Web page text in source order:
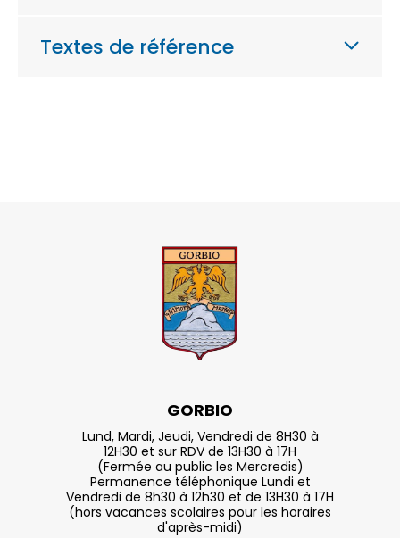
Textes de référence
GORBIO
Lund, Mardi, Jeudi, Vendredi de 8H30 à
12H30 et sur RDV de 13H30 à 17H
(Fermée au public les Mercredis)
Permanence téléphonique Lundi et
Vendredi de 8h30 à 12h30 et de 13H30 à 17H
(hors vacances scolaires pour les horaires
d'après-midi)